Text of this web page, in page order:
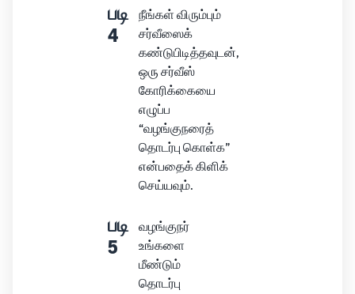
படி
4
நீங்கள் விரும்பும்
சர்வீஸைக்
கண்டுபிடித்தவுடன்,
ஒரு சர்வீஸ்
கோரிக்கையை
எழுப்ப
“வழங்குநரைத்
தொடர்பு கொள்க”
என்பதைக் கிளிக்
செய்யவும்.
படி
5
வழங்குநர்
உங்களை
மீண்டும்
தொடர்பு